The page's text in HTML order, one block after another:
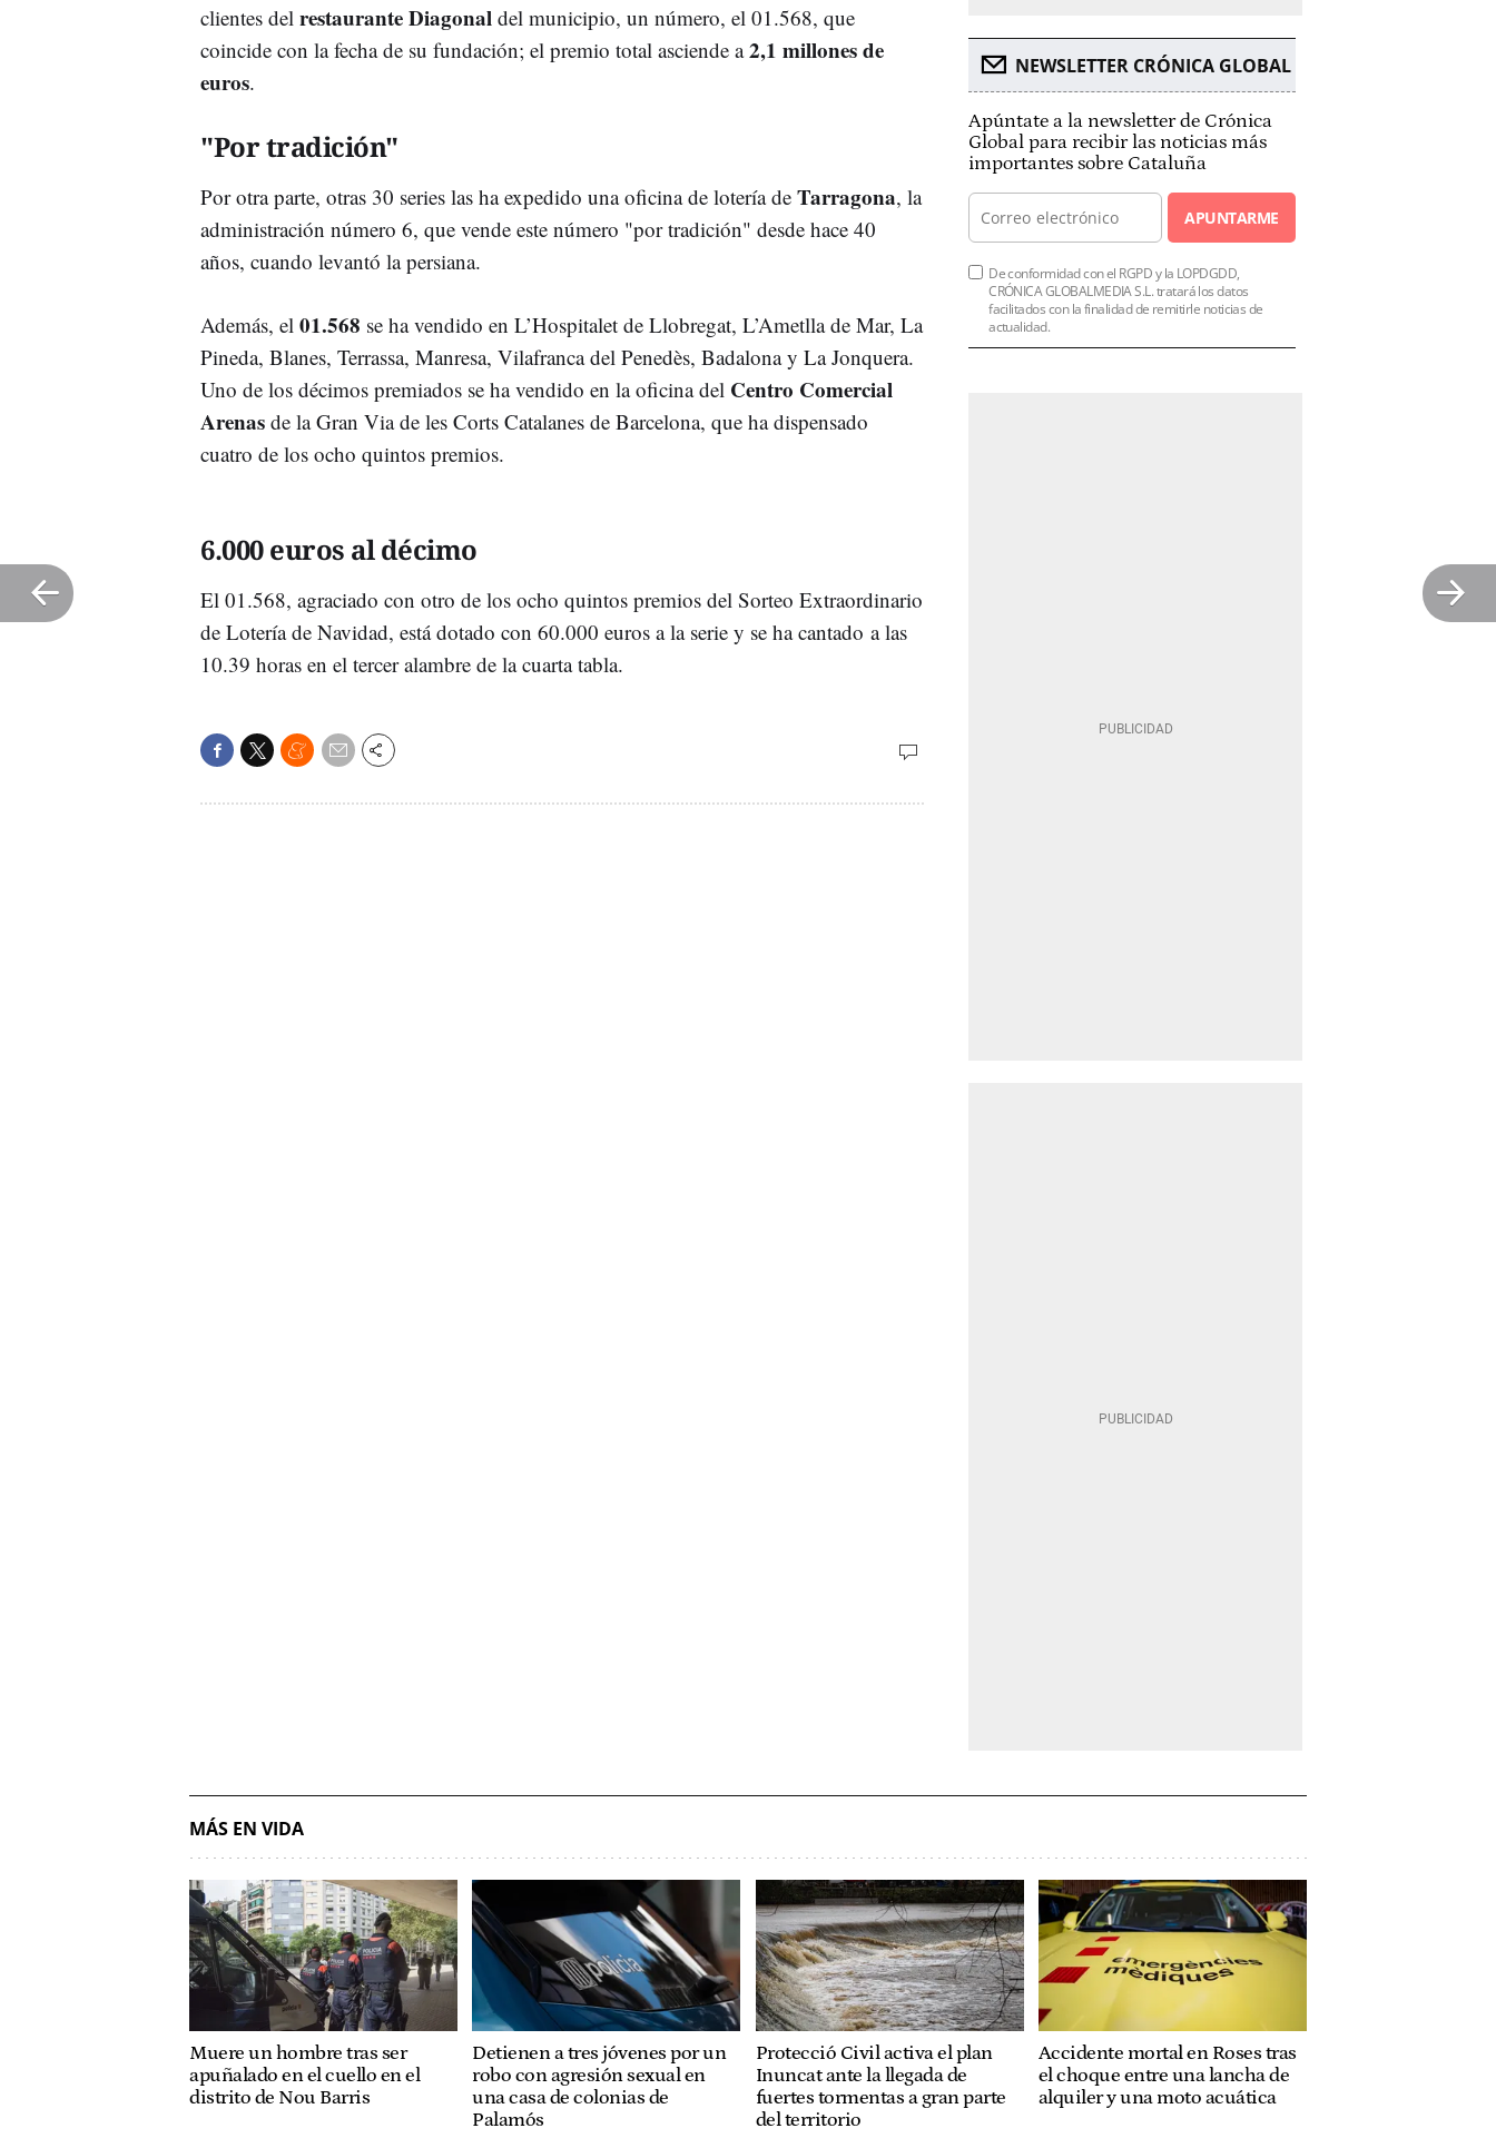
clientes del restaurante Diagonal del municipio, un número, el 01.568, que
coincide con la fecha de su fundación; el premio total asciende a2,1 millones de
euros.
"Por tradición"
Por otra parte, otras 30 series las ha expedido una oficina de lotería de Tarragona, la
administración número 6, que vende este número "por tradición" desde hace 40
años, cuando levantó la persiana.
Además, el 01.568 se ha vendido en L’Hospitalet de Llobregat, L’Ametlla de Mar, La
Pineda, Blanes, Terrassa, Manresa, Vilafranca del Penedès, Badalona y La Jonquera.
Uno de los décimos premiados se ha vendido en la oficina del Centro Comercial
Arenas de la Gran Via de les Corts Catalanes de Barcelona, que ha dispensado
cuatro de los ocho quintos premios.
6.000 euros al décimo
El 01.568, agraciado con otro de los ocho quintos premios del Sorteo Extraordinario
de Lotería de Navidad, está dotado con 60.000 euros a la serie y se ha cantado a las
10.39 horas en el tercer alambre de la cuarta tabla.
NEWSLETTER CRÓNICA GLOBAL
Apúntate a la newsletter de Crónica
Global para recibir las noticias más
importantes sobre Cataluña
APUNTARME
De conformidad con el RGPD y la LOPDGDD,
CRÓNICA GLOBALMEDIA S.L. tratará los datos
facilitados con la finalidad de remitirle noticias de
actualidad.
MÁS EN VIDA
Muere un hombre tras ser
apuñalado en el cuello en el
distrito de Nou Barris
Detienen a tres jóvenes por un
robo con agresión sexual en
una casa de colonias de
Palamós
Protecció Civil activa el plan
Inuncat ante la llegada de
fuertes tormentas a gran parte
del territorio
Accidente mortal en Roses tras
el choque entre una lancha de
alquiler y una moto acuática